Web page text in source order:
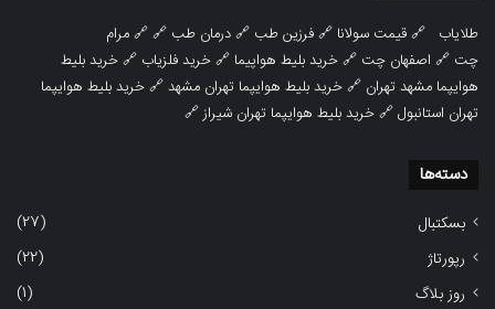
طلایاب 🔗قیمت سولانا 🔗فرزین طب 🔗درمان طب 🔗 🔗مرام
چت 🔗 اصفهان چت 🔗خرید بلیط هواپیما 🔗خرید فلزیاب 🔗خرید بلیط
هوایپما مشهد تهران 🔗خرید بلیط هوایپما تهران مشهد🔗خرید بلیط هوایپما
تهران استانبول🔗خرید بلیط هوایپما تهران شیراز🔗
دسته‌ها
بسکتبال
(27)
رپورتاژ
(22)
روز بلاگ
(1)